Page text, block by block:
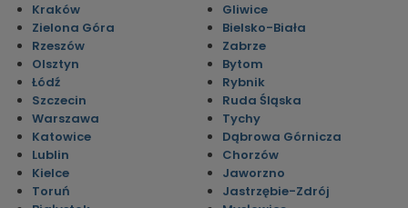
Kraków
Zielona Góra
Rzeszów
Olsztyn
Łódź
Szczecin
Warszawa
Katowice
Lublin
Kielce
Toruń
Gliwice
Bielsko-Biała
Zabrze
Bytom
Rybnik
Ruda Śląska
Tychy
Dąbrowa Górnicza
Chorzów
Jaworzno
Jastrzębie-Zdrój